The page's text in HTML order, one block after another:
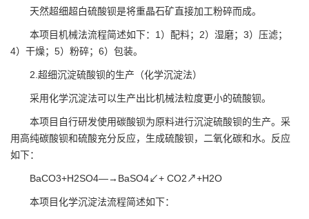
天然超细超白硫酸钡是将重晶石矿直接加工粉碎而成。
本项目机械法流程简述如下：1）配料；2）湿磨；3）压滤；
4）干燥；5）粉碎；6）包装。
2. 超细沉淀硫酸钡的生产（化学沉淀法）
采用化学沉淀法可以生产出比机械法粒度更小的硫酸钡。
本项目自行研发使用碳酸钡为原料进行沉淀硫酸钡的生产。采
用高纯碳酸钡和硫酸充分反应，生成硫酸钡，二氧化碳和水。反应
如下：
BaCO3+H2SO4―→BaSO4↙+ CO2↗+H2O
本项目化学沉淀法流程简述如下：